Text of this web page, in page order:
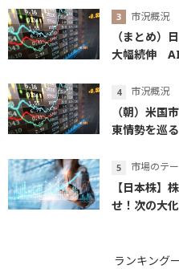
市況概況
（まとめ）
大幅続伸
市況概況
（朝）米国
東情勢を巡
市場のテー
【日本株】
せ！次の大
ランキング